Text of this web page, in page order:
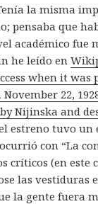
la misma
pensaba que
académico fue
he leído en
when it was
November 22,
Nijinska and
estreno tuvo un
con “La
críticos (en este
las vestiduras
la gente fuera